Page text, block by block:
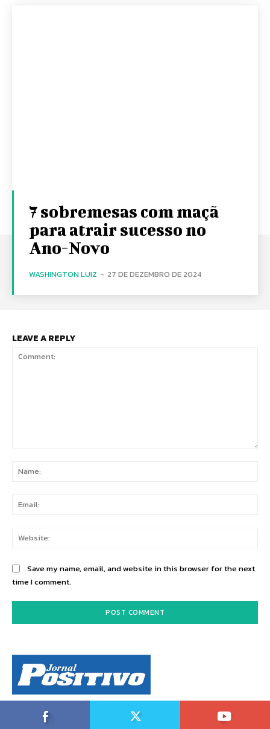
7 sobremesas com maçã
para atrair sucesso no
Ano-Novo
WASHINGTON LUIZ - 27 DE DEZEMBRO DE 2024
LEAVE A REPLY
Save my name, email, and website in this browser for the next
time I comment.